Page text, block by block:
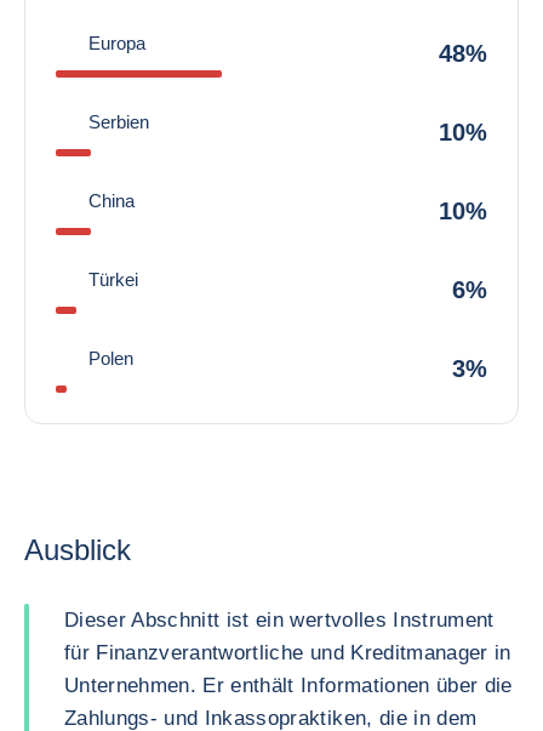
Europa 48%
Serbien 10%
China 10%
Türkei 6%
Polen 3%
Ausblick
Dieser Abschnitt ist ein wertvolles Instrument
für Finanzverantwortliche und Kreditmanager in
Unternehmen. Er enthält Informationen über die
Zahlungs- und Inkassopraktiken, die in dem